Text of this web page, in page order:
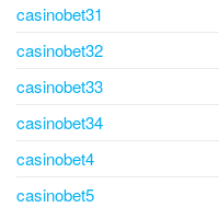
casinobet31
casinobet32
casinobet33
casinobet34
casinobet4
casinobet5